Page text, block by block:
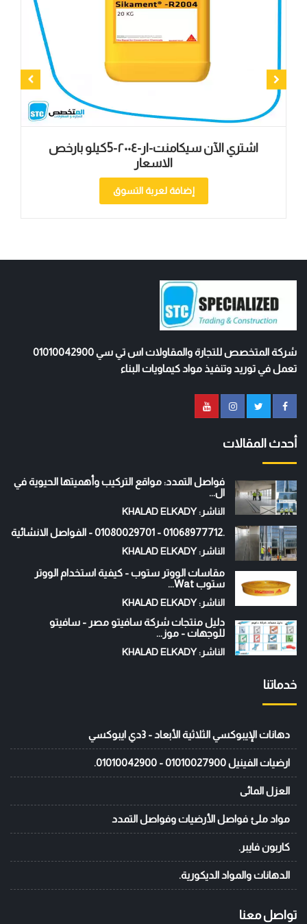
اشتري الآن سيكامنت-ار-۲۰۰٤-5كيلو بارخص
الاسعار
إضافة لعربة التسوق
شركة المتخصص للتجارة والمقاولات اس تي سي 01010042900
تعمل في توريد وتنفيذ مواد كيماويات البناء
أحدث المقالات
فواصل التمدد: مواقع التركيب وأهميتها الحيوية في
ال...
الناشر: KHALAD ELKADY
.01068977712 - 01080029701 - الفواصل الانشائية
الناشر: KHALAD ELKADY
مقاسات الووتر ستوب - كيفية استخدام الووتر
ستوب Wat...
الناشر: KHALAD ELKADY
دليل منتجات شركة سافيتو مصر - سافيتو
للوجهات - موز...
الناشر: KHALAD ELKADY
خدماتنا
دهانات الإيبوكسي الثلاثية الأبعاد - 3دي ايبوكسي
ارضيات الفينيل 01010027900 - 01010042900.
العزل المائى
مواد ملئ فواصل الأرضيات وفواصل التمدد
كاربون فايبر.
الدهانات والمواد الديكورية.
تواصل معنا